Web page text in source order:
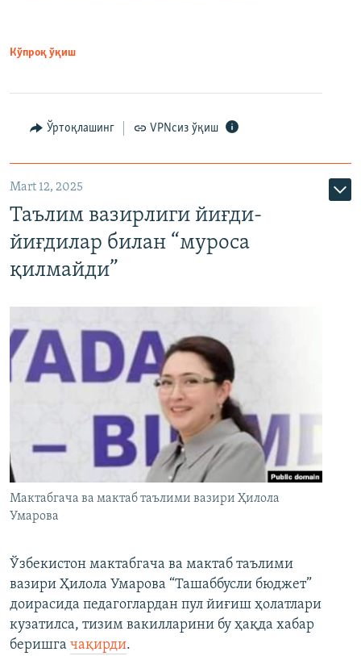
Кўпроқ ўқиш
Ўртоқлашинг VPNсиз ўқиш
Mart 12, 2025
Таълим вазирлиги йиғди-
йиғдилар билан “муроса
қилмайди”
Мактабгача ва мактаб таълими вазири Ҳилола
Умарова
Ўзбекистон мактабгача ва мактаб таълими
вазири Ҳилола Умарова “Ташаббусли бюджет”
доирасида педагоглардан пул йиғиш ҳолатлари
кузатилса, тизим вакилларини бу ҳақда хабар
беришга чақирди.